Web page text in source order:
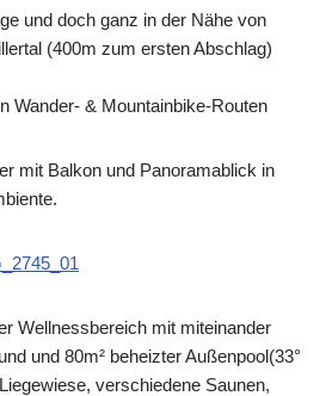
und doch ganz in der Nähe von
(400m zum ersten Abschlag)
Wander- & Mountainbike-Routen
mit Balkon und Panoramablick in
Wellnessbereich mit miteinander
und 80m² beheizter Außenpool(33°
verschiedene Saunen,